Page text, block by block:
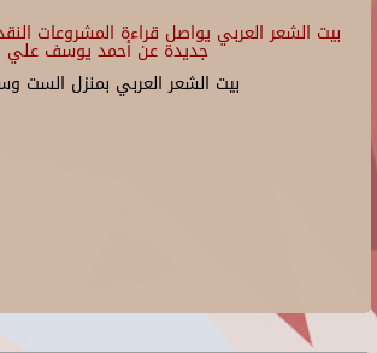
بيت الشعر العربي يواصل قراءة المشروعات
جديدة عن أحمد يوسف علي
بيت الشعر العربي بمنزل الست